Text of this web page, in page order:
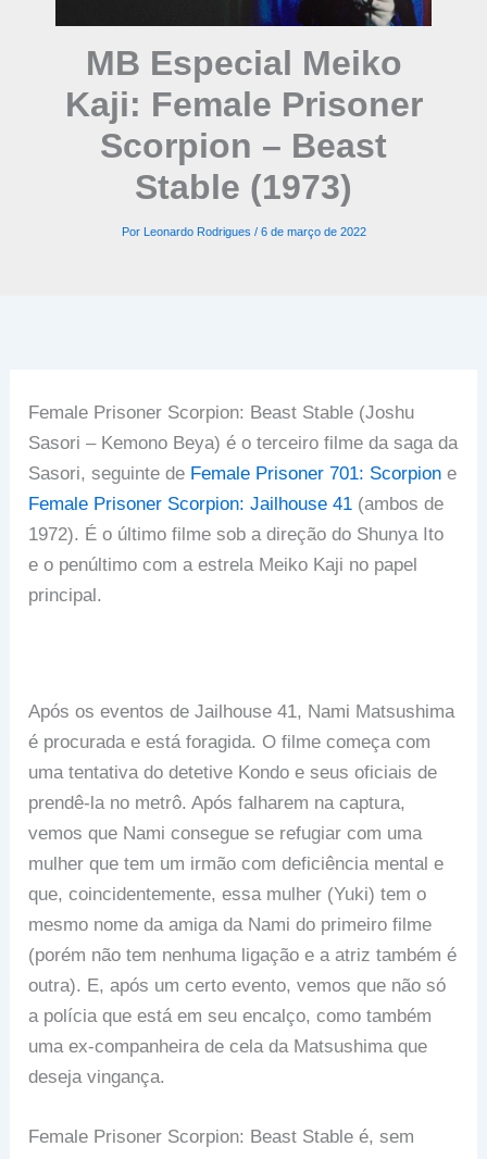
MB Especial Meiko
Kaji: Female Prisoner
Scorpion – Beast
Stable (1973)
Por Leonardo Rodrigues / 6 de março de 2022
Female Prisoner Scorpion: Beast Stable (Joshu
Sasori – Kemono Beya) é o terceiro filme da saga da
Sasori, seguinte de Female Prisoner 701: Scorpion e
Female Prisoner Scorpion: Jailhouse 41 (ambos de
1972). É o último filme sob a direção do Shunya Ito
e o penúltimo com a estrela Meiko Kaji no papel
principal.
Após os eventos de Jailhouse 41, Nami Matsushima
é procurada e está foragida. O filme começa com
uma tentativa do detetive Kondo e seus oficiais de
prendê-la no metrô. Após falharem na captura,
vemos que Nami consegue se refugiar com uma
mulher que tem um irmão com deficiência mental e
que, coincidentemente, essa mulher (Yuki) tem o
mesmo nome da amiga da Nami do primeiro filme
(porém não tem nenhuma ligação e a atriz também é
outra). E, após um certo evento, vemos que não só
a polícia que está em seu encalço, como também
uma ex-companheira de cela da Matsushima que
deseja vingança.
Female Prisoner Scorpion: Beast Stable é, sem